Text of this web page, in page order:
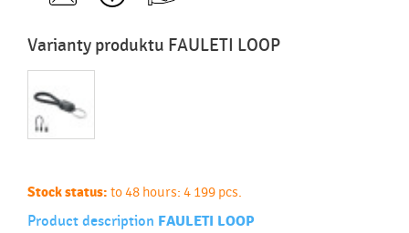
Varianty produktu FAULETI LOOP
Stock status: to 48 hours: 4 199 pcs.
Product description FAULETI LOOP